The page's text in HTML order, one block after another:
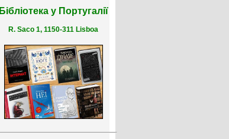
Бібліотека у Португалії
R. Saco 1, 1150-311 Lisboa